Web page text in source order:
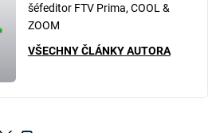
šéfeditor FTV Prima, COOL &
ZOOM
VŠECHNY ČLÁNKY AUTORA